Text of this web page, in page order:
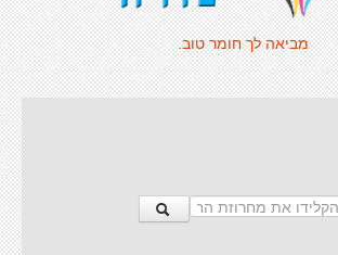
מביאה לך חומר טוב.